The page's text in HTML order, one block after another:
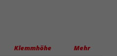
Klemmhöhe
Mehr